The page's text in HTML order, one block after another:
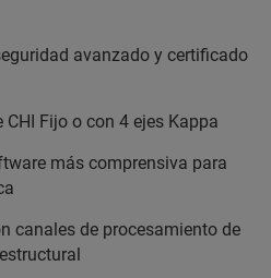
avanzado y certificado
Fijo o con 4 ejes Kappa
más comprensiva para
canales de procesamiento de